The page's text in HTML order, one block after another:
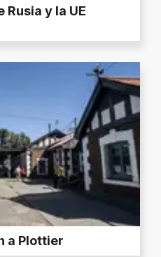
y la UE
a Plottier